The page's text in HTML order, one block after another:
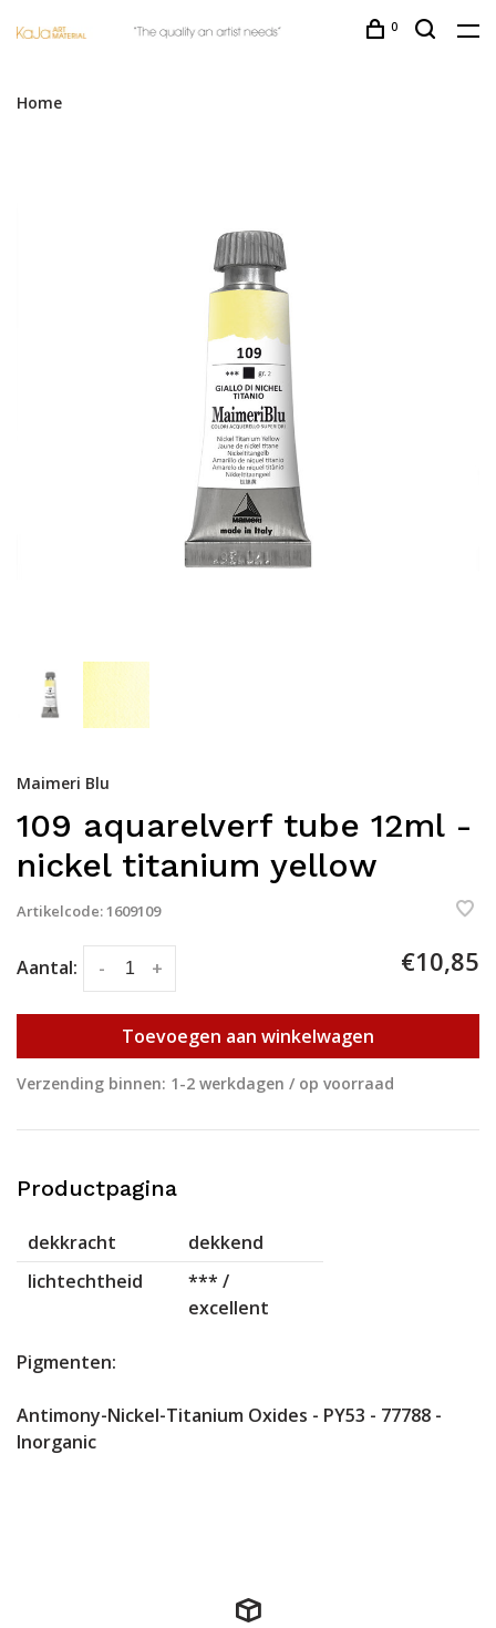
0
Home
Maimeri Blu
109 aquarelverf tube 12ml -
nickel titanium yellow
Artikelcode:1609109
Aantal: +
- €10,85
Toevoegen aan winkelwagen
Verzending binnen: 1-2 werkdagen / op voorraad
Productpagina
dekkracht
dekkend
lichtechtheid
*** /
excellent
Pigmenten:
Antimony-Nickel-Titanium Oxides - PY53 - 77788 -
Inorganic